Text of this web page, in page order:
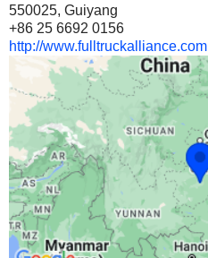
550025, Guiyang
+86 25 6692 0156
http://www.fulltruckalliance.com